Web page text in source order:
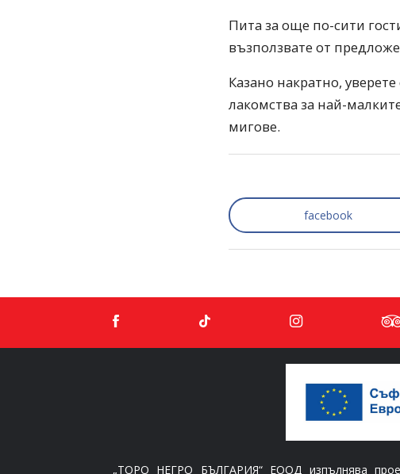
Пита за още по-сити
възползвате от
Казано накратно,
лакомства за най-
мигове.
facebook
„ТОРО НЕГРО БЪЛГАРИЯ“ ЕООД изпълнява